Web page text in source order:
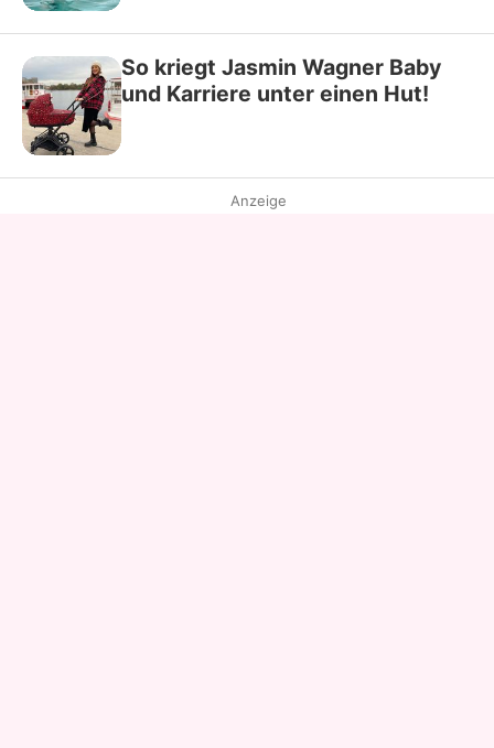
So kriegt Jasmin Wagner Baby
und Karriere unter einen Hut!
Anzeige